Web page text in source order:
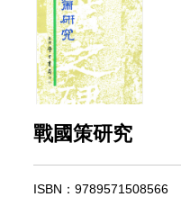
戰國策研究
ISBN：9789571508566